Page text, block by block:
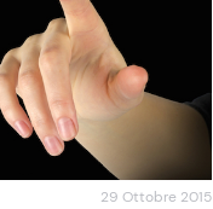
29 Ottobre 2015